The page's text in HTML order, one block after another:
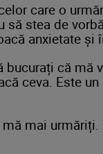
care o
stea de
anxietate și
bucurați că mă
ceva. Este
mai